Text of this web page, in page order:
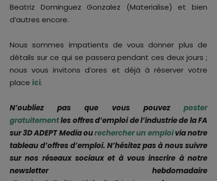
Beatriz Dominguez Gonzalez (Materialise) et bien
d’autres encore.
Nous sommes impatients de vous donner plus de
détails sur ce qui se passera pendant ces deux jours ;
nous vous invitons d’ores et déjà à réserver votre
place ici.
N’oubliez pas que vous pouvez poster
gratuitementles offres d’emploi de l’industrie de la FA
sur 3D ADEPT Media ourechercher un emploivia notre
tableau d’offres d’emploi. N’hésitez pas à nous suivre
sur nos réseaux sociaux et à vous inscrire à notre
newsletter hebdomadaire